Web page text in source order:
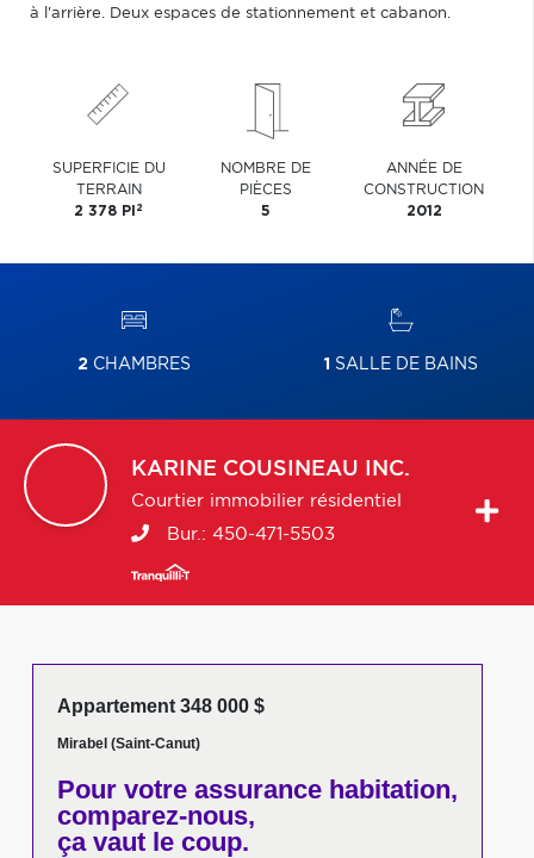
à l'arrière. Deux espaces de stationnement et cabanon.
SUPERFICIE DU
TERRAIN
2 378 PI 2
NOMBRE DE
PIÈCES
5
ANNÉE DE
CONSTRUCTION
2012
2CHAMBRES 1 SALLE DE BAINS
KARINE COUSINEAU INC.
Courtier immobilier résidentiel
Bur.: 450-471-5503
Appartement 348 000 $
Mirabel (Saint-Canut)
Pour votreassurance habitation,
comparez-nous,
ça vaut le coup.